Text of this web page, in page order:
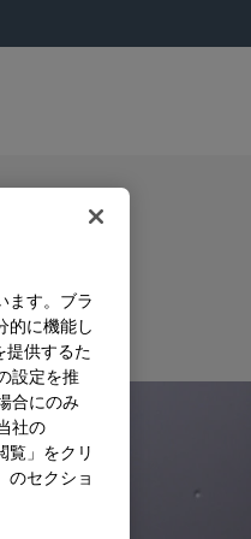
ます。ブラ
的に機能し
提供するた
設定を推
合にのみ
社の
覧」をクリ
のセクショ